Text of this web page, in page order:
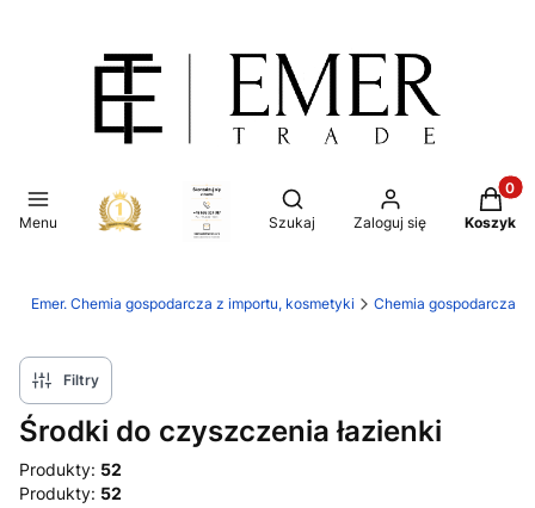
Menu
Otwórz wyszukiwarkę
Szukaj Zaloguj się Koszyk
Emer. Chemia gospodarcza z importu, kosmetyki Chemia gospodarcza
Filtry
Środki do czyszczenia łazienki
Produkty: 52
Produkty: 52